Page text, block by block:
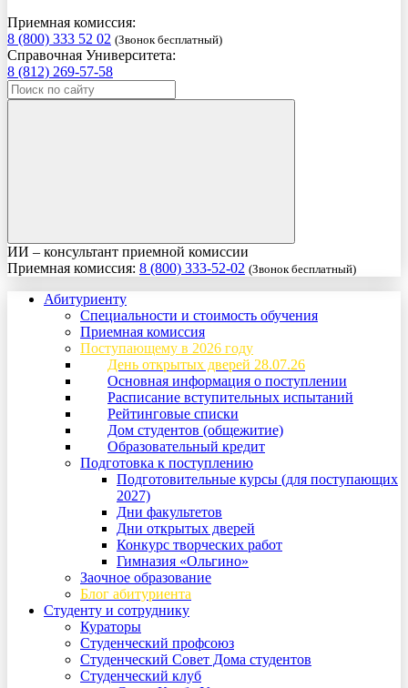
Приемная комиссия:
8 (800) 333 52 02 (Звонок бесплатный)
Справочная Университета:
8 (812) 269-57-58
ИИ – консультант приемной комиссии
Приемная комиссия: 8 (800) 333-52-02 (Звонок бесплатный)
Абитуриенту
Специальности и стоимость обучения
Приемная комиссия
Поступающему в 2026 году
День открытых дверей 28.07.26
Основная информация о поступлении
Расписание вступительных испытаний
Рейтинговые списки
Дом студентов (общежитие)
Образовательный кредит
Подготовка к поступлению
Подготовительные курсы (для поступающих
2027)
Дни факультетов
Дни открытых дверей
Конкурс творческих работ
Гимназия «Ольгино»
Заочное образование
Блог абитуриента
Студенту и сотруднику
Кураторы
Студенческий профсоюз
Студенческий Совет Дома студентов
Студенческий клуб